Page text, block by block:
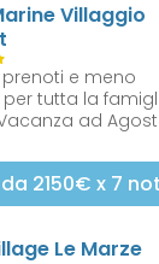
Villaggio
prenoti e meno
per tutta la
ad
da 2150€ x 7
Le Marze